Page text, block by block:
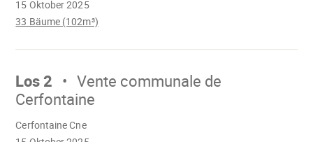
15 Oktober 2025
33 Bäume (102m³)
Mach
Los 2
Vente communale de
Cerfontaine
Cerfontaine Cne